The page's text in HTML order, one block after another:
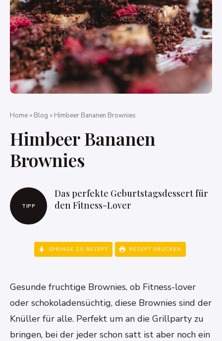
Home » Blog » Himbeer Bananen Brownies
Himbeer Bananen
Brownies
TIPP
Das perfekte Geburtstagsdessert für
den Fitness-Lover
SPRINGE ZU REZEPT REZEPT DRUCKEN
Gesunde fruchtige Brownies, ob Fitness-lover
oder schokoladensüchtig, diese Brownies sind der
Knüller für alle. Perfekt um an die Grillparty zu
bringen, bei der jeder schon satt ist aber noch ein